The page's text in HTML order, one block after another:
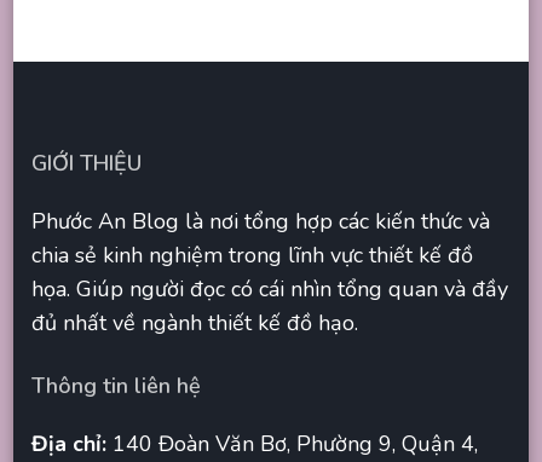
GIỚI THIỆU
Phước An Blog là nơi tổng hợp các kiến thức và
chia sẻ kinh nghiệm trong lĩnh vực thiết kế đồ
họa. Giúp người đọc có cái nhìn tổng quan và đầy
đủ nhất về ngành thiết kế đồ hạo.
Thông tin liên hệ
Địa chỉ: 140 Đoàn Văn Bơ, Phường 9, Quận 4,